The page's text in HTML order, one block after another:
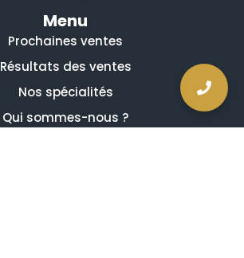
Menu
Prochaines ventes
Résultats des ventes
Nos spécialités
Qui sommes-nous ?